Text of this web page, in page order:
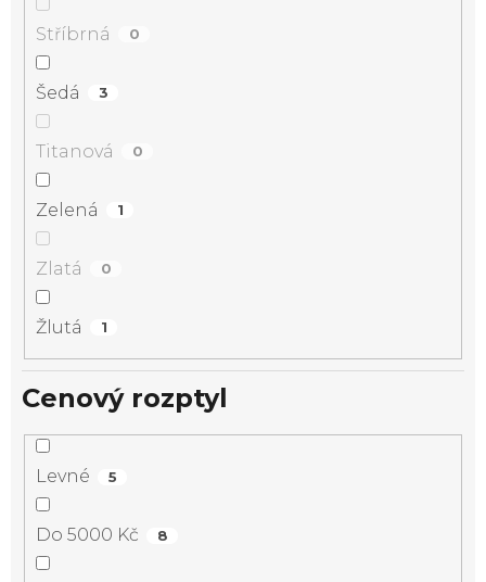
Stříbrná 0
Šedá 3
Titanová 0
Zelená 1
Zlatá 0
Žlutá 1
Cenový rozptyl
Levné 5
Do 5000 Kč 8